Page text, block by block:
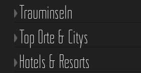
Trauminseln
Top Orte & Citys
Hotels & Resorts